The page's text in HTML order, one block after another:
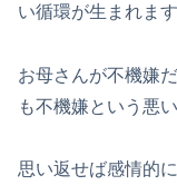
い循環が生まれます
お母さんが不機嫌
も不機嫌という悪
思い返せば感情的